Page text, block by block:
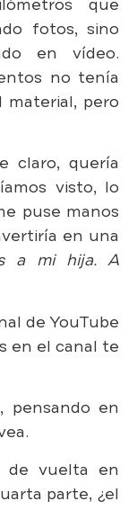
que
fotos, sino
en vídeo.
no tenía
pero
claro, quería
visto, lo
puse manos
en una
a mi hija. A
de YouTube
en el canal te
pensando en
de vuelta en
parte, ¿el